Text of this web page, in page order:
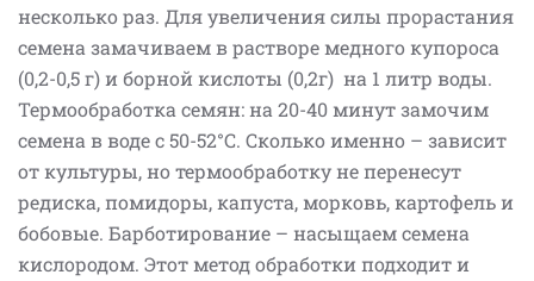
несколько раз. Для увеличения силы прорастания
семена замачиваем в растворе медного купороса
(0,2-0,5 г) и борной кислоты (0,2г) на 1 литр воды.
Термообработка семян: на 20-40 минут замочим
семена в воде с 50-52°С. Сколько именно – зависит
от культуры, но термообработку не перенесут
редиска, помидоры, капуста, морковь, картофель и
бобовые. Барботирование – насыщаем семена
кислородом. Этот метод обработки подходит и